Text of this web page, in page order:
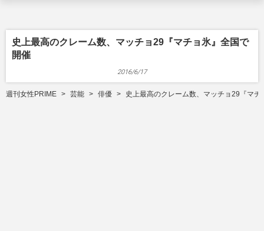
史上最高のクレーム数、マッチョ29『マチョ氷』全国で
開催
2016/6/17
週刊女性PRIME 芸能 俳優 史上最高のクレーム数、マッチョ29『マチ